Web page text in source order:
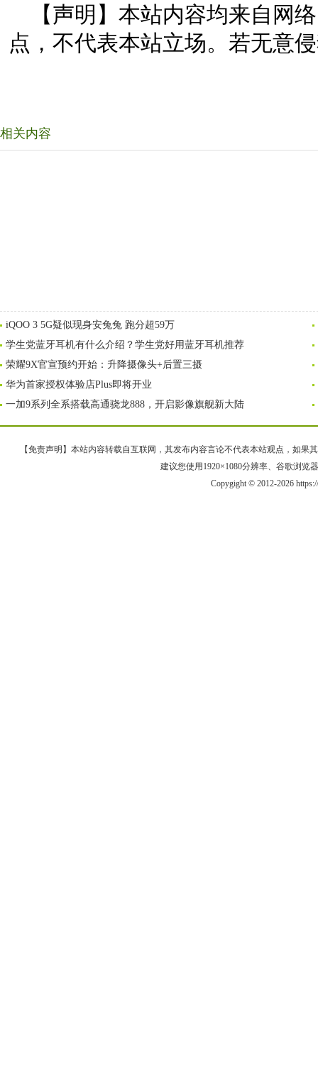
【声明】本站内容均来自网
点，不代表本站立场。若无意
相关内容
iQOO 3 5G疑似现身安兔兔 跑分超59万
学生党蓝牙耳机有什么介绍？学生党好用蓝牙耳机推荐
荣耀9X官宣预约开始：升降摄像头+后置三摄
华为首家授权体验店Plus即将开业
一加9系列全系搭载高通骁龙888，开启影像旗舰新大陆
【免责声明】本站内容转载自互联网，其发布内容言论不代表本站观点，如果
建议您使用1920×1080分辨率、谷歌浏览
Copygight © 2012-2026